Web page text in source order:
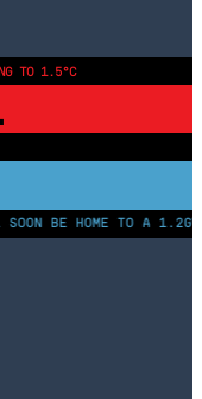
TO 1.5°C
BE HOME TO A